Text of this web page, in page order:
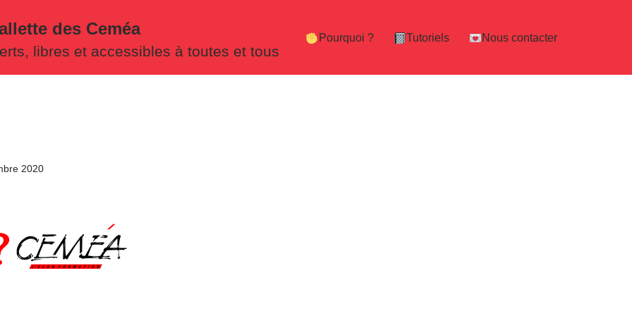
des Ceméa
libres et accessibles à toutes et tous
Pourquoi ? Tutoriels Nous contacter
2020